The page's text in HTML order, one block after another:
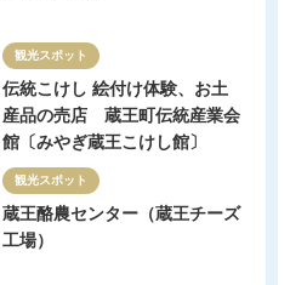
観光スポット
伝統こけし 絵付け体験、お土
産品の売店 蔵王町伝統産業会
館〔みやぎ蔵王こけし館〕
観光スポット
蔵王酪農センター（蔵王チーズ
工場）